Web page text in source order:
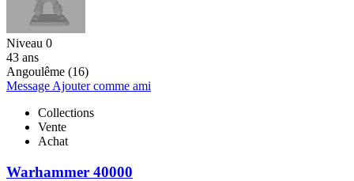
Niveau 0
43 ans
Angoulême (16)
Message Ajouter comme ami
Collections
Vente
Achat
Warhammer 40000